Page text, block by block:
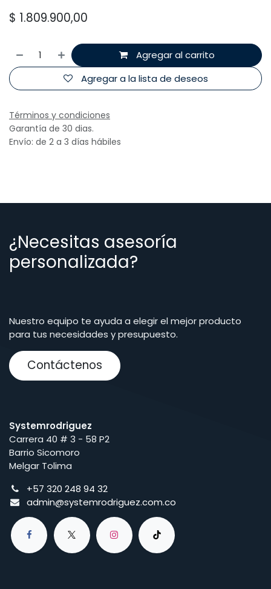
$ 1.809.900,00
Agregar al carrito
Agregar a la lista de deseos
Términos y condiciones
Garantía de 30 dias.
Envío: de 2 a 3 días hábiles
¿Necesitas asesoría
personalizada?
Nuestro equipo te ayuda a elegir el mejor producto
para tus necesidades y presupuesto.
Contáctenos
Systemrodriguez
Carrera 40 # 3 - 58 P2
Barrio Sicomoro
Melgar Tolima
+57 320 248 94 32
admin@systemrodriguez.com.co